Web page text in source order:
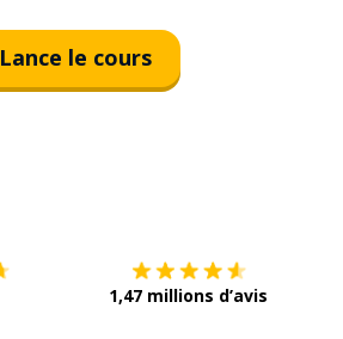
Lance le cours
1,47 millions d’avis